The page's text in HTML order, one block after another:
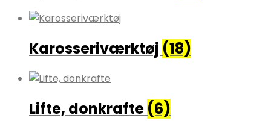
Karosseriværktøj (18)
Lifte, donkrafte (6)